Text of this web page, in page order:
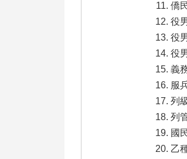
僑
役
役
役
義
服
列
列
國
乙